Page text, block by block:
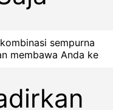
sempurna
membawa Anda ke